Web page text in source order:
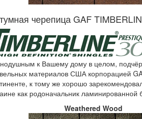
черепица GAF
к Вашему дому в целом,
материалов США корпорацией
к тому же хорошо
как родоначальник ламинированной
Weathered Wood